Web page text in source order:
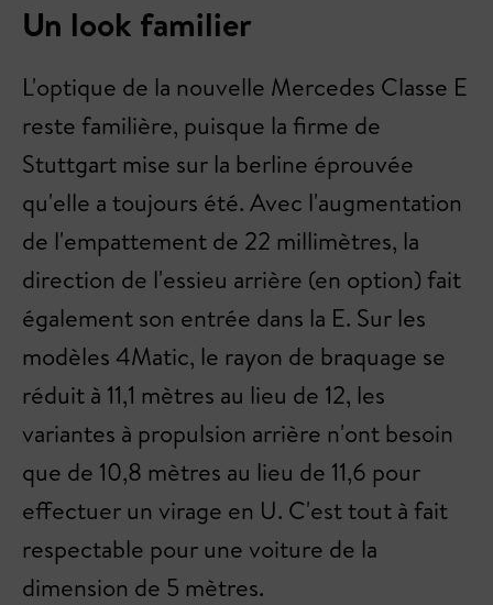
Un look familier
L'optique de la nouvelle Mercedes Classe E
reste familière, puisque la firme de
Stuttgart mise sur la berline éprouvée
qu'elle a toujours été. Avec l'augmentation
de l'empattement de 22 millimètres, la
direction de l'essieu arrière (en option) fait
également son entrée dans la E. Sur les
modèles 4Matic, le rayon de braquage se
réduit à 11,1 mètres au lieu de 12, les
variantes à propulsion arrière n'ont besoin
que de 10,8 mètres au lieu de 11,6 pour
effectuer un virage en U. C'est tout à fait
respectable pour une voiture de la
dimension de 5 mètres.